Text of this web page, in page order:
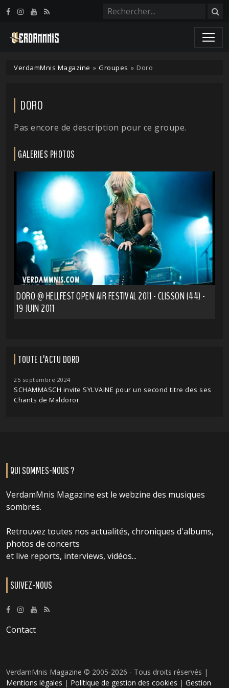
VerdamMnis Magazine » Groupes » Doro
DORO
Pas encore de description pour ce groupe.
GALERIES PHOTOS
DORO @ HELLFEST OPEN AIR FESTIVAL 2011 - CLISSON (44) -
19 JUIN 2011
TOUTE L'ACTU DORO
25 septembre 2024
SCHAMMASCH invite SYLVAINE pour un second titre des ses
Chants de Maldoror
QUI SOMMES-NOUS ?
VerdamMnis Magazine est le webzine des musiques
sombres.
Retrouvez toutes nos actualités, chroniques d'albums,
photos de concerts
et live reports, interviews, vidéos...
SUIVEZ-NOUS
Contact
VerdamMnis Magazine © 2005-2026 - Tous droits réservés |
Mentions légales | Politique de gestion des cookies | Gestion
Panneau de gestion des cookies